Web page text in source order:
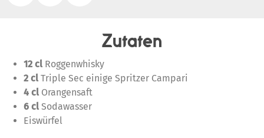
Zutaten
12 cl Roggenwhisky
2 cl Triple Sec einige Spritzer Campari
4 cl Orangensaft
6 cl Sodawasser
Eiswürfel